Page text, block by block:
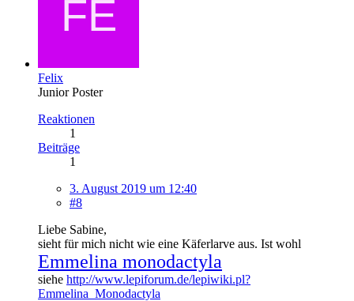
Felix
Junior Poster
Reaktionen
1
Beiträge
1
3. August 2019 um 12:40
#8
Liebe Sabine,
sieht für mich nicht wie eine Käferlarve aus. Ist wohl
Emmelina monodactyla
siehe http://www.lepiforum.de/lepiwiki.pl?
Emmelina_Monodactyla